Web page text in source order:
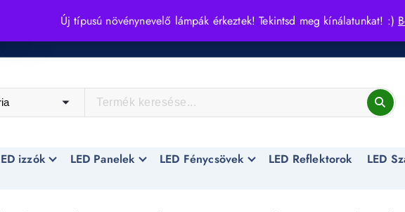
Új típusú növénynevelő lámpák érkeztek! Tekintsd meg kínálatunkat! :)
izzók LED Panelek LED Fénycsövek LED Reflektorok LED